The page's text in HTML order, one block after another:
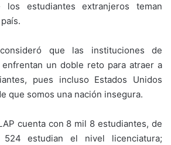
los estudiantes extranjeros teman
que las instituciones de
un doble reto para atraer a
pues incluso Estados Unidos
que somos una nación insegura.
cuenta con 8 mil 8 estudiantes, de
estudian el nivel licenciatura;